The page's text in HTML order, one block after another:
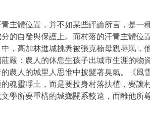
主體位置，并不如某些評論所言，是一
的自發與保護上。而村落的汗青主體位
，高加林進城挑糞被張克楠母親辱罵，
嚴：農人的休息生孩子出城市生涯的物
農人的城里人思惟中披髮著臭氣。《風
魂靈凈土，而是要投身村落扶植，要讓
學所要重構的城鄉關系較遠，而離他所